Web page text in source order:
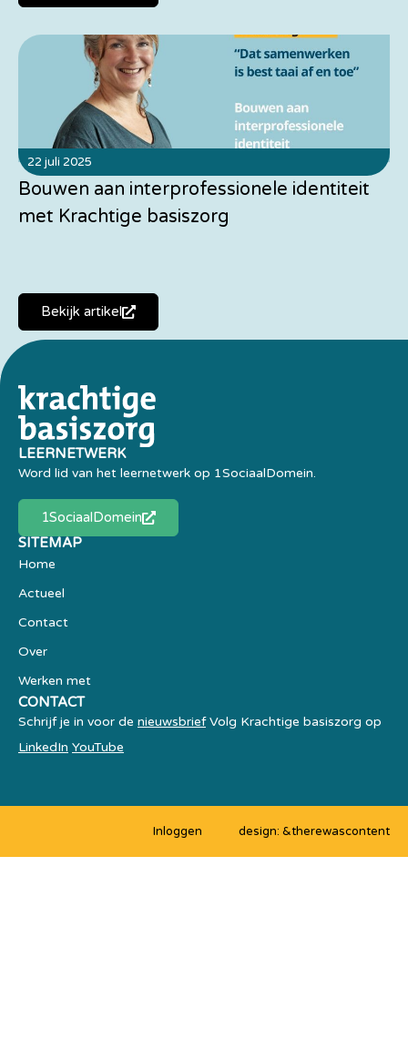
22 juli 2025
Bouwen aan interprofessionele identiteit
met Krachtige basiszorg
Bekijk artikel
LEERNETWERK
Word lid van het leernetwerk op 1SociaalDomein.
1SociaalDomein
SITEMAP
Home
Actueel
Contact
Over
Werken met
CONTACT
Schrijf je in voor de nieuwsbrief Volg Krachtige basiszorg op
LinkedIn YouTube
Inloggen design: &therewascontent